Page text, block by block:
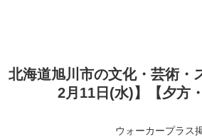
北海道旭川市の文化・芸術・
2月11日(水)】【夕方
ウォーカープラス